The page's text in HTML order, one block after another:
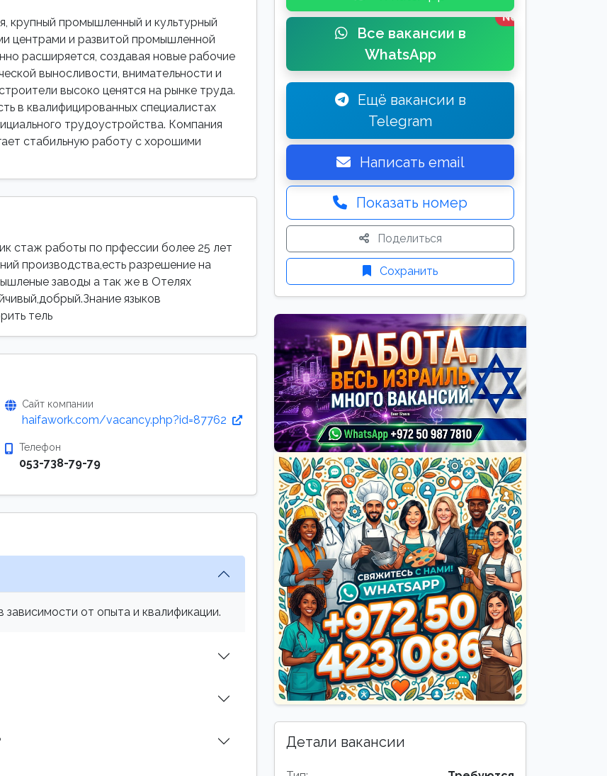
крупный промышленный и культурный
центрами и развитой промышленной
расширяется, создавая новые рабочие
выносливости, внимательности и
высоко ценятся на рынке труда.
в квалифицированных специалистах
трудоустройства. Компания
стабильную работу с хорошими
стаж работы по прфессии более 25 лет
производства,есть разрешение на
заводы а так же в Отелях
языков
тель
Сайт компании
haifawork.com/vacancy.php?id=87762
Телефон
053-738-79-79
от опыта и квалификации.
Все вакансии в
WhatsApp
New
Ещё вакансии в
Telegram
Написать email
Показать номер
Поделиться
Сохранить
Детали вакансии